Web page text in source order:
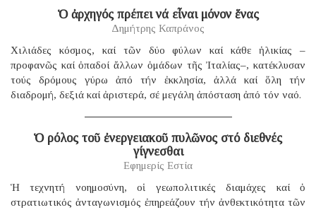
Ὁ ἀρχηγός πρέπει νά εἶναι μόνον ἕνας
Δημήτρης Καπράνος
Χιλιάδες κόσμος, καί τῶν δύο φύλων καί κάθε ἡλικίας –
προφανῶς καί ὀπαδοί ἄλλων ὁμάδων τῆς Ἰταλίας–, κατέκλυσαν
τούς δρόμους γύρω ἀπό τήν ἐκκλησία, ἀλλά καί ὅλη τήν
διαδρομή, δεξιά καί ἀριστερά, σέ μεγάλη ἀπόσταση ἀπό τόν ναό.
Ὁ ρόλος τοῦ ἐνεργειακοῦ πυλῶνος στό διεθνές
γίγνεσθαι
Εφημερίς Εστία
Ἡ τεχνητή νοημοσύνη, οἱ γεωπολιτικές διαμάχες καί ὁ
στρατιωτικός ἀνταγωνισμός ἐπηρεάζουν τήν ἀνθεκτικότητα τῶν